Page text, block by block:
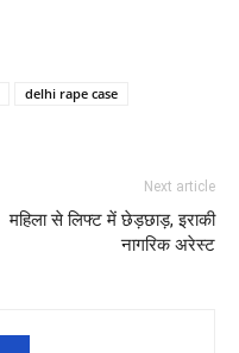
delhi rape case
Next article
महिला से लिफ्ट में छेड़छाड़, इराकी
नागरिक अरेस्ट